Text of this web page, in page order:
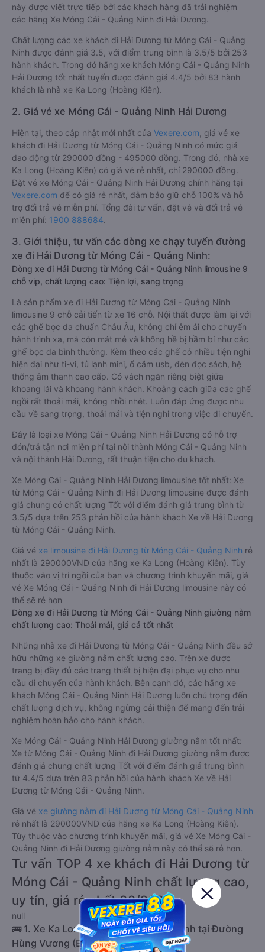
này được viết trực tiếp bởi các khách hàng đã trải nghiệm
các hãng Xe Móng Cái - Quảng Ninh đi Hải Dương.
Chất lượng các xe khách đi Hải Dương từ Móng Cái - Quảng
Ninh được đánh giá 3.5, với điểm trung bình là 3.5/5 bởi 253
hành khách. Trong đó hãng xe khách Móng Cái - Quảng Ninh
Hải Dương tốt nhất tuyến được đánh giá 4.4/5 bởi 83 hành
khách là nhà xe Ka Long (Hoàng Kiên).
2. Giá vé xe Móng Cái - Quảng Ninh Hải Dương
Hiện tại, theo cập nhật mới nhất của Vexere.com , giá vé xe
khách đi Hải Dương từ Móng Cái - Quảng Ninh có mức giá
dao động từ 290000 đồng - 495000 đồng. Trong đó, nhà xe
Ka Long (Hoàng Kiên) có giá vé rẻ nhất, chỉ 290000 đồng.
Đặt vé xe Móng Cái - Quảng Ninh Hải Dương chính hãng tại
Vexere.com để có giá rẻ nhất, đảm bảo giữ chỗ 100% và hỗ
trợ đổi trả vé miễn phí. Tổng đài tư vấn, đặt vé và đổi trả vé
miễn phí: 1900 888684.
3. Giới thiệu, tư vấn các dòng xe chạy tuyến đường
xe đi Hải Dương từ Móng Cái - Quảng Ninh:
Dòng xe đi Hải Dương từ Móng Cái - Quảng Ninh limousine 9
chỗ vip, chất lượng cao: Tiện lợi, sang trọng
Là sản phẩm xe đi Hải Dương từ Móng Cái - Quảng Ninh
limousine 9 chỗ cải tiến từ xe 16 chỗ. Nội thất được làm lại với
các ghế bọc da chuẩn Châu Âu, không chỉ êm ái cho chuyến
hành trình xa, mà còn mát mẻ và không hề bị hầm bí như các
ghế bọc da bình thường. Kèm theo các ghế có nhiều tiện nghi
hiện đại như ti-vi, tủ lạnh mini, ổ cắm usb, đèn đọc sách, hệ
thống âm thanh cao cấp. Có vách ngăn riêng biệt giữa
khoang lái và khoang hành khách. Khoảng cách giữa các ghế
ngồi rất thoải mái, không nhồi nhét. Luôn đáp ứng được nhu
cầu về sang trọng, thoải mái và tiện nghi trong việc di chuyển.
Đây là loại xe Móng Cái - Quảng Ninh Hải Dương có hỗ trợ
đón/trả tận nơi miễn phí tại nội thành Móng Cái - Quảng Ninh
và nội thành Hải Dương, rất thuận tiện cho du khách.
Xe Móng Cái - Quảng Ninh Hải Dương limousine tốt nhất: Xe
từ Móng Cái - Quảng Ninh đi Hải Dương limousine được đánh
giá chung có chất lượng Tốt với điểm đánh giá trung bình từ
3.5/5 dựa trên 253 phản hồi của hành khách Xe về Hải Dương
từ Móng Cái - Quảng Ninh.
Giá vé xe limousine đi Hải Dương từ Móng Cái - Quảng Ninh rẻ
nhất là 290000VND của hãng xe Ka Long (Hoàng Kiên). Tùy
thuộc vào vị trí ngồi của bạn và chương trình khuyến mãi, giá
vé Xe Móng Cái - Quảng Ninh đi Hải Dương limousine này có
thể sẽ rẻ hơn
Dòng xe đi Hải Dương từ Móng Cái - Quảng Ninh giường nằm
chất lượng cao: Thoải mái, giá cả tốt nhất
Những nhà xe đi Hải Dương từ Móng Cái - Quảng Ninh đều sở
hữu những xe giường nằm chất lượng cao. Trên xe được
trang bị đầy đủ các trang thiết bị hiện đại phục vụ cho nhu
cầu di chuyển của hành khách. Bên cạnh đó, các hãng xe
khách Móng Cái - Quảng Ninh Hải Dương luôn chú trọng đến
chất lượng dịch vụ, không ngừng cải thiện để mang đến trải
nghiệm hoàn hảo cho hành khách.
Xe Móng Cái - Quảng Ninh Hải Dương giường nằm tốt nhất:
Xe từ Móng Cái - Quảng Ninh đi Hải Dương giường nằm được
đánh giá chung chất lượng Tốt với điểm đánh giá trung bình
từ 4.4/5 dựa trên 83 phản hồi của hành khách Xe về Hải
Dương từ Móng Cái - Quảng Ninh.
Giá vé xe giường nằm đi Hải Dương từ Móng Cái - Quảng Ninh
rẻ nhất là 290000VND của hãng xe Ka Long (Hoàng Kiên).
Tùy thuộc vào chương trình khuyến mãi, giá vé Xe Móng Cái -
Quảng Ninh đi Hải Dương giường nằm này có thể sẽ rẻ hơn.
Tư vấn TOP 4 xe khách đi Hải Dương từ
Móng Cái - Quảng Ninh chất lượng cao,
uy tín, giá rẻ nhất 08/2026
null
🚌 1. Xe Ka Long (Hoàng Kiên) khởi hành tại Đường
Hùng Vương (Bến xe Móng Cái)